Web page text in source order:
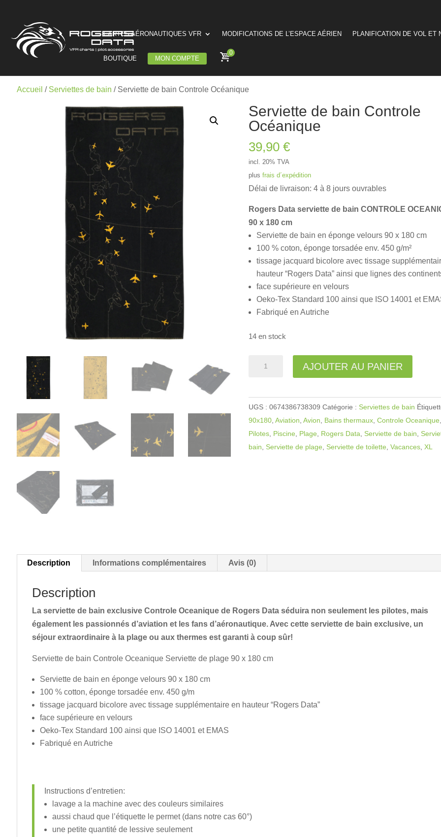
CARTES AÉRONAUTIQUES VFR MODIFICATIONS DE L’ESPACE AÉRIEN PLANIFICATION DE VOL ET
BOUTIQUE MON COMPTE
0
Accueil / Serviettes de bain / Serviette de bain Controle Océanique
Serviette de bain Controle
Océanique
39,90 €
incl. 20% TVA
plus frais d´expédition
Délai de livraison: 4 à 8 jours ouvrables
Rogers Data serviette de bain CONTROLE
90 x 180 cm
Serviette de bain en éponge velours 90 x 180 cm
100 % coton, éponge torsadée env. 450 g/m²
tissage jacquard bicolore avec tissage
hauteur “Rogers Data” ainsi que lignes des
face supérieure en velours
Oeko-Tex Standard 100 ainsi que ISO 14001 et
Fabriqué en Autriche
14 en stock
AJOUTER AU PANIER
UGS : 0674386738309 Catégorie : Serviettes de bain
90x180 Aviation Avion Bains thermaux Controle Oceanique
Pilotes Piscine Plage Rogers Data Serviette de bain
bain
Serviette de plage Serviette de toilette Vacances XL
Description Informations complémentaires Avis (0)
Description
La serviette de bain exclusive Controle Oceanique de Rogers Data séduira non seulement les pilotes, mais
également les passionnés d’aviation et les fans d’aéronautique. Avec cette serviette de bain exclusive, un
séjour extraordinaire à la plage ou aux thermes est garanti à coup sûr!
Serviette de bain Controle Oceanique Serviette de plage 90 x 180 cm
Serviette de bain en éponge velours 90 x 180 cm
100 % cotton, éponge torsadée env. 450 g/m
tissage jacquard bicolore avec tissage supplémentaire en hauteur “Rogers Data”
face supérieure en velours
Oeko-Tex Standard 100 ainsi que ISO 14001 et EMAS
Fabriqué en Autriche
Instructions d’entretien:
lavage a la machine avec des couleurs similaires
aussi chaud que l’étiquette le permet (dans notre cas 60°)
une petite quantité de lessive seulement